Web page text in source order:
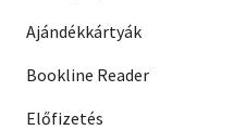
Ajándékkártyák
Bookline Reader
Előfizetés